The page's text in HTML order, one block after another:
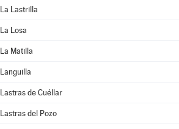
La Lastrilla
La Losa
La Matilla
Languilla
Lastras de Cuéllar
Lastras del Pozo